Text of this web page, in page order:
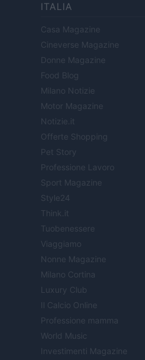
ITALIA
Casa Magazine
Cineverse Magazine
Donne Magazine
Food Blog
Milano Notizie
Motor Magazine
Notizie.it
Offerte Shopping
Pet Story
Professione Lavoro
Sport Magazine
Style24
Think.it
Tuobenessere
Viaggiamo
Nonne Magazine
Milano Cortina
Luxury Club
Il Calcio Online
Professione mamma
World Music
Investimenti Magazine